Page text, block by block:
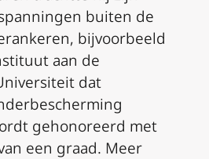
buiten de
bijvoorbeeld
aan de
dat
gehonoreerd met
een graad. Meer